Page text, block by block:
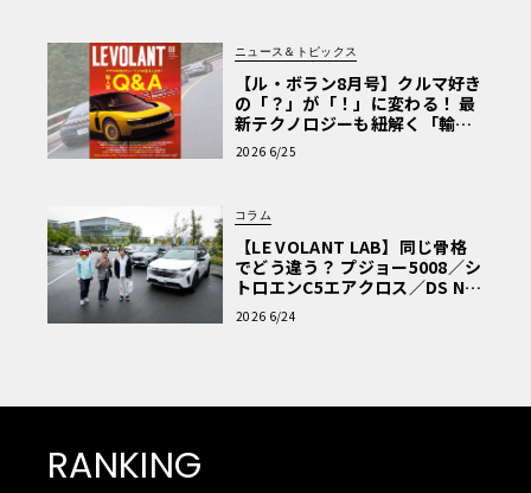
ニュース＆トピックス
【ル・ボラン8月号】クルマ好き
の「？」が「！」に変わる！ 最
新テクノロジーも紐解く「輸入
車Q&A」
2026 6/25
コラム
【LE VOLANT LAB】同じ骨格
でどう違う？ プジョー5008／シ
トロエンC5エアクロス／DS Nº4
読者一気乗りレポート
2026 6/24
RANKING